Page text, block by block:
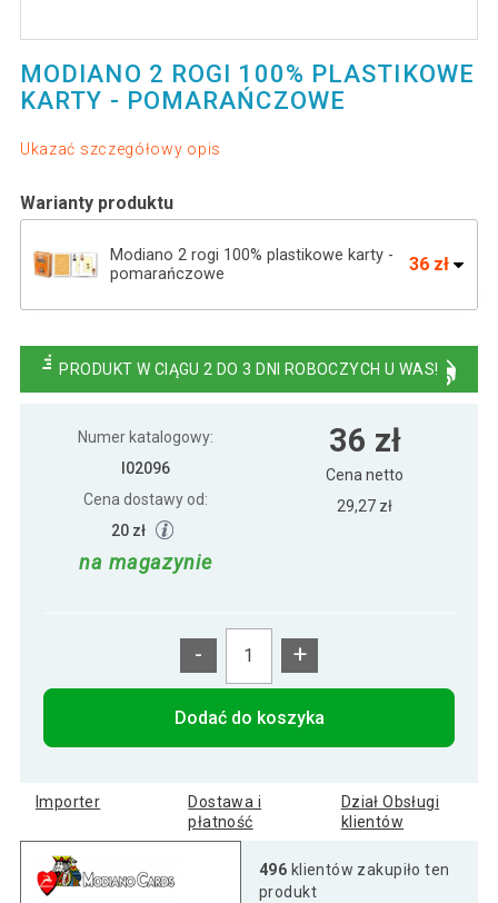
MODIANO 2 ROGI 100% PLASTIKOWE
KARTY - POMARAŃCZOWE
Ukazać szczegółowy opis
Warianty produktu
Modiano 2 rogi 100% plastikowe karty -
pomarańczowe
36 zł
brązowe
jasno niebieskie
Modiano 2 rogi 100% karty plastikowe -
jasno zielone
Modiano 2 rogi 100% karty plastikowe -
36 zł
PRODUKT W CIĄGU 2 DO 3 DNI ROBOCZYCH U WAS!
Numer katalogowy:
I02096
Cena dostawy od:
20 zł
na magazynie
36 zł
Cena netto
29,27 zł
- +
Dodać do koszyka
Importer
Dostawa i
płatność
Dział Obsługi
klientów
496 klientów zakupiło ten
produkt